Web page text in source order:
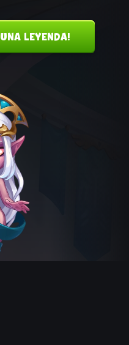
LEYENDA!